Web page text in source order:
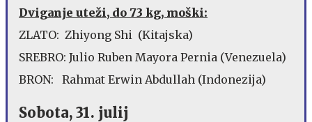
Dviganje uteži, do 73 kg, moški:
ZLATO: Zhiyong Shi (Kitajska)
SREBRO: Julio Ruben Mayora Pernia (Venezuela)
BRON: Rahmat Erwin Abdullah (Indonezija)
Sobota, 31. julij